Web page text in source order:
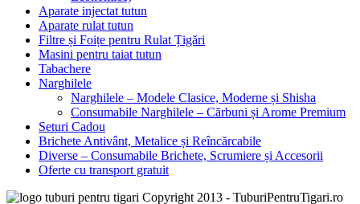
Aparate injectat tutun
Aparate rulat tutun
Filtre și Foițe pentru Rulat Țigări
Masini pentru taiat tutun
Tabachere
Narghilele
Narghilele – Modele Clasice, Moderne și Shisha
Consumabile Narghilele – Cărbuni și Arome Premium
Seturi Cadou
Brichete Antivânt, Metalice și Reîncărcabile
Diverse – Consumabile Brichete, Scrumiere și Accesorii
Oferte cu transport gratuit
Copyright 2013 - TuburiPentruTigari.ro